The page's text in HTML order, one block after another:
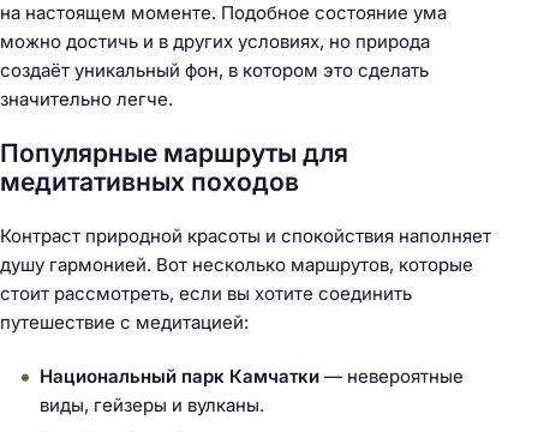
на настоящем моменте. Подобное состояние ума
можно достичь и в других условиях, но природа
создаёт уникальный фон, в котором это сделать
значительно легче.
Популярные маршруты для
медитативных походов
Контраст природной красоты и спокойствия наполняет
душу гармонией. Вот несколько маршрутов, которые
стоит рассмотреть, если вы хотите соединить
путешествие с медитацией:
Национальный парк Камчатки — невероятные
виды, гейзеры и вулканы.